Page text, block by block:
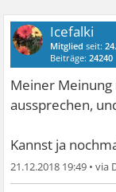
Icefalki
Mitglied seit:
Beiträge:24240
Meiner Meinung
aussprechen,
Kannst ja
21.12.2018 19:49 •